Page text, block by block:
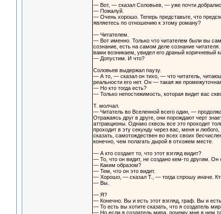
— Вот, — сказал Соловьев, — уже почти
— Пожалуй.
— Очень хорошо. Теперь представьте, что
являетесь по отношению к этому роману?
— Читателем.
— Вот именно. Только что читателем были вы
сознание, есть на самом деле сознание
вами возникаем, увидел его драный коричневый
— Допустим. И что?
Соловьев выдержал паузу.
— А то, — сказал он тихо, — что читатель,
реальности его нет. Он — такая же
— Но кто тогда есть?
— Только непостижимость, которая видит вас
Т. молчал.
— Читатель во Вселенной всего один, —
Отражаясь друг в друге, они порождают черт
аттракционы. Однако сквозь все это проходит
проходит в эту секунду через вас, меня и
сказать, самотождествен во всех своих
конечно, чем полагать дырой в отхожем месте.
— А кто создает то, что этот взгляд видит?
— То, что он видит, не создано кем-то другим. Он
— Каким образом?
— Тем, что он это видит.
— Хорошо, — сказал Т., — тогда спрошу иначе.
— Вы.
— Я?
— Конечно. Вы и есть этот взгляд, граф. Вы и
— То есть вы хотите сказать, что я создатель
— Но если я создатель мира, почему мне в нем